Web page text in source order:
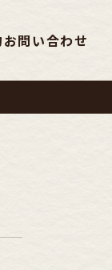
お問い合わせ